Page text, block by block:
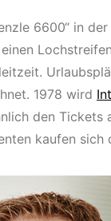
6600“ in
1978 wird
den Tickets
kaufen sich